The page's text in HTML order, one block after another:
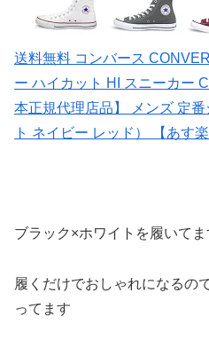
送料無料 コンバース
ー ハイカット HI スニーカー
本正規代理店品】 メンズ 定
ト ネイビー レッド） 【あす楽
ブラック×ホワイトを履いてま
履くだけでおしゃれになるの
ってます